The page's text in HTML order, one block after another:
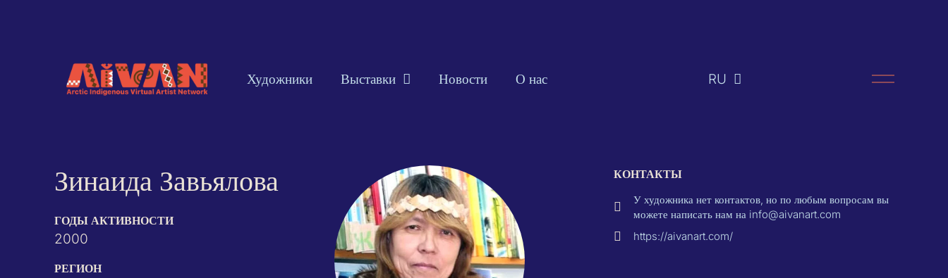
Художники Выставки Новости О нас RU
EN
Зинаида Завьялова
ГОДЫ АКТИВНОСТИ
2000
РЕГИОН
КОНТАКТЫ
У художника нет контактов, но по любым вопросам вы
можете написать нам на info@aivanart.com
https://aivanart.com/